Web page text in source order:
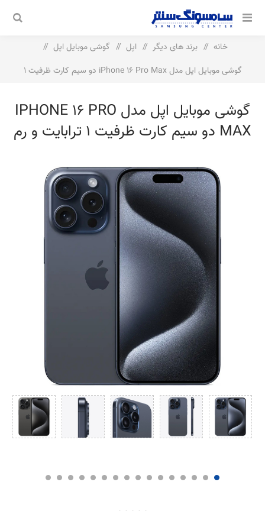
خانه / برند های دیگر / اپل / گوشی موبایل اپل
/
گوشی موبایل اپل مدل iPhone 16 Pro Max دو سیم‌ کارت ظرفیت 1
گوشی موبایل اپل مدل IPHONE 16 PRO
MAX دو سیم‌ کارت ظرفیت 1 ترابایت و رم